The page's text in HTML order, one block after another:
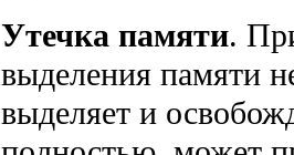
Утечка памяти.
выделения памяти
выделяет и